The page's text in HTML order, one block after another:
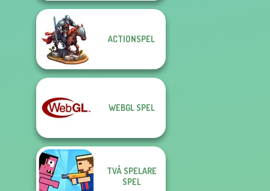
ACTIONSPEL
WEBGL SPEL
TVÅ SPELARE
SPEL